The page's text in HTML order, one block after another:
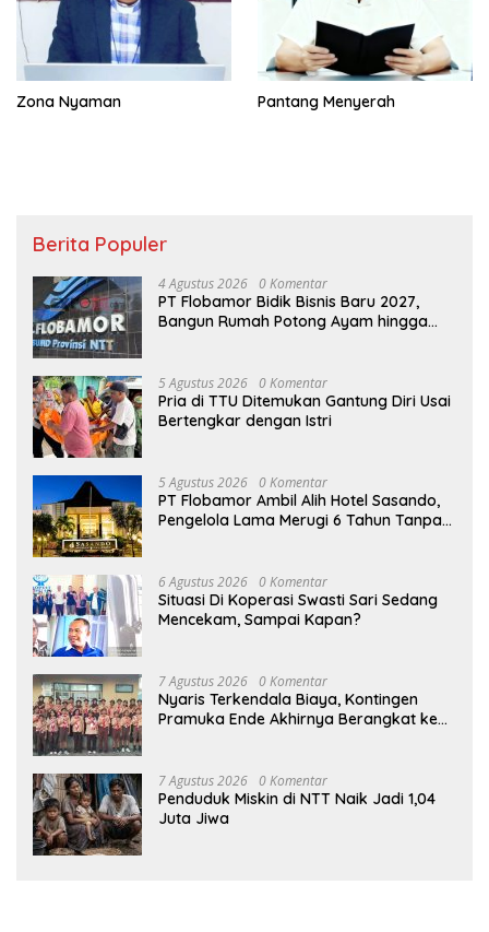
Zona Nyaman Pantang Menyerah
Berita Populer
4 Agustus 2026 0 Komentar
PT Flobamor Bidik Bisnis Baru 2027,
Bangun Rumah Potong Ayam hingga
5 Agustus 2026 0 Komentar
Pria di TTU Ditemukan Gantung Diri Usai
Bertengkar dengan Istri
5 Agustus 2026 0 Komentar
PT Flobamor Ambil Alih Hotel Sasando,
Pengelola Lama Merugi 6 Tahun Tanpa
6 Agustus 2026 0 Komentar
Situasi Di Koperasi Swasti Sari Sedang
Mencekam, Sampai Kapan?
7 Agustus 2026 0 Komentar
Nyaris Terkendala Biaya, Kontingen
Pramuka Ende Akhirnya Berangkat ke
7 Agustus 2026 0 Komentar
Penduduk Miskin di NTT Naik Jadi 1,04
Juta Jiwa